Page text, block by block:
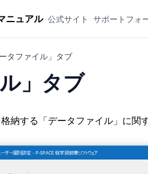
ニュアル 公式サイト サポートフォ
ータファイル」タブ
」タブ
納する「データファイル」に関